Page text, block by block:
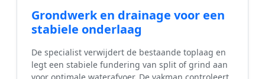
Grondwerk en drainage voor een
stabiele onderlaag
De specialist verwijdert de bestaande toplaag en
legt een stabiele fundering van split of grind aan